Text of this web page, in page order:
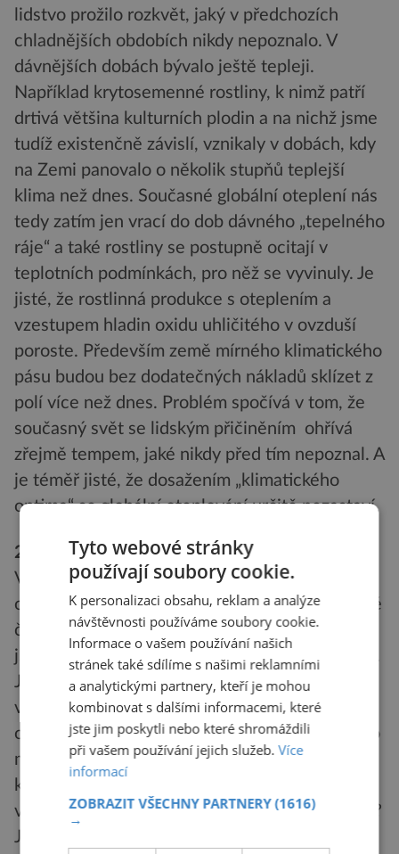
lidstvo prožilo rozkvět, jaký v předchozích
chladnějších obdobích nikdy nepoznalo. V
dávnějších dobách bývalo ještě tepleji.
Například krytosemenné rostliny, k nimž patří
drtivá většina kulturních plodin a na nichž jsme
tudíž existenčně závislí, vznikaly v dobách, kdy
na Zemi panovalo o několik stupňů teplejší
klima než dnes. Současné globální oteplení nás
tedy zatím jen vrací do dob dávného „tepelného
ráje“ a také rostliny se postupně ocitají v
teplotních podmínkách, pro něž se vyvinuly. Je
jisté, že rostlinná produkce s oteplením a
vzestupem hladin oxidu uhličitého v ovzduší
poroste. Především země mírného klimatického
pásu budou bez dodatečných nákladů sklízet z
polí více než dnes. Problém spočívá v tom, že
současný svět se lidským přičiněním ohřívá
zřejmě tempem, jaké nikdy před tím nepoznal. A
je téměř jisté, že dosažením „klimatického
optima“ se globální oteplování určitě nezastaví.
2. KACÍŘI GLOBÁLNÍHO OTEPLENÍ
Většina současných vědců bere globální
oteplení jako reálnou hrozbu. Přisuzují jej lidské
činnosti v několika málo posledních staletích a
jsou přesvědčeni, že s tím musíme něco udělat.
Je vůbec možné, že se v téhle situaci najdou
vědci, kteří tvrdí, že globální oteplení
odstartovali naši předci v pravěku a že jim za to
máme být vděčni? A co si myslet o vědcích,
kteří tvrdí, že boj s globálním oteplením je
vyhazování peněz oknem. není zase tak žhavé?
Je možné, aby tito kacíři měli pravdu?
Tyto webové stránky
používají soubory cookie.
K personalizaci obsahu, reklam a analýze
návštěvnosti používáme soubory cookie.
Informace o vašem používání našich
stránek také sdílíme s našimi reklamními
a analytickými partnery, kteří je mohou
kombinovat s dalšími informacemi, které
jste jim poskytli nebo které shromáždili
při vašem používání jejich služeb.Více
informací
ZOBRAZIT VŠECHNY PARTNERY(1616)
→